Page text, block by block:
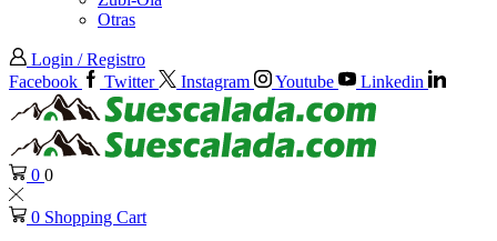
Otras
Login / Registro
Facebook
Twitter Instagram Youtube Linkedin
0 0
0 Shopping Cart